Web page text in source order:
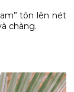
tôn lên nét